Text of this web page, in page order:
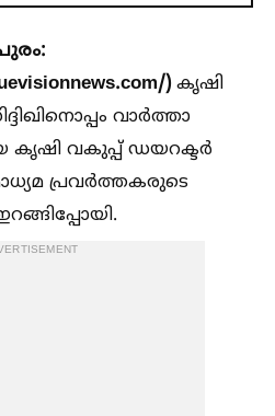
) കൃഷി
വാര്‍ത്താ
കൃഷി വകുപ്പ് ഡയറക്ടര്‍
മാധ്യമ പ്രവര്‍ത്തകരുടെ